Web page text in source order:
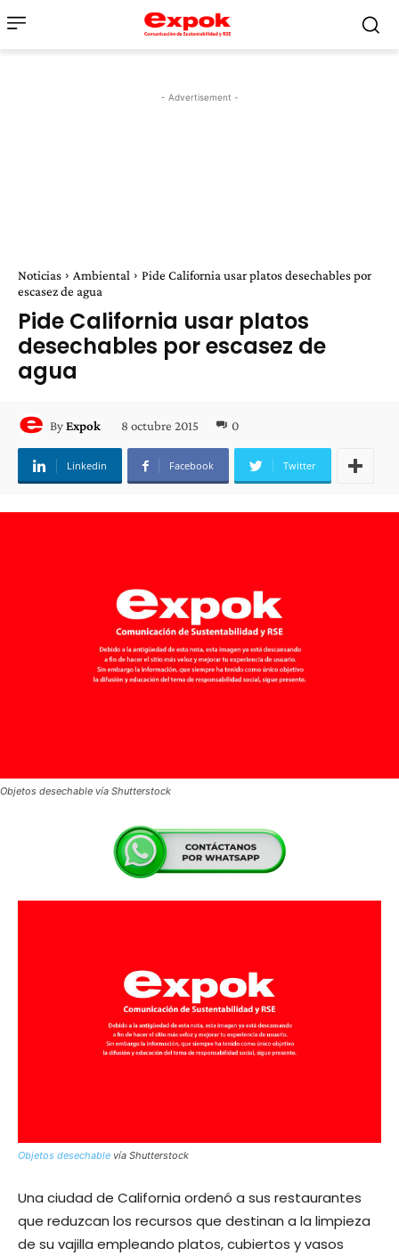
- Advertisement -
Noticias Ambiental
Pide California usar platos desechables por
escasez de agua
Pide California usar platos
desechables por escasez de
agua
ByExpok 8 octubre 2015 0
Linkedin Facebook Twitter
Objetos desechable vía Shutterstock
Objetos desechable vía Shutterstock
Una ciudad de California ordenó a sus restaurantes
que reduzcan los recursos que destinan a la limpieza
de su vajilla empleando platos, cubiertos y vasos